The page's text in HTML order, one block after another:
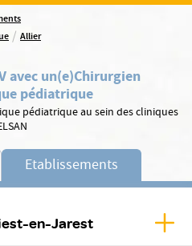
/ Allier
avec un(e)Chirurgien
pédiatrique
pédiatrique au sein des cliniques
Etablissements
en-Jarest